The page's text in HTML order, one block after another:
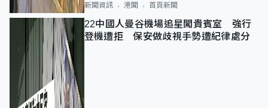
新聞資訊 港聞 首頁新聞
22中國人曼谷機場追星闖貴賓室 強行
登機遭拒 保安做歧視手勢遭紀律處分